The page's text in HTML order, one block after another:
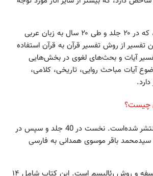
نخست تفسیر المیزان، که در ۲۰ جلد و طی ۲۰ سال به زبان عربی
تفسیر از روش تفسیر قرآن به قرآن استفاده
آیات و بحث‌های لغوی در بخش‌هایی
آیات مباحث روایی، تاریخی، کلامی،
چیست؟
این اثر به دو شکل منتشر شده‌است. نخست در 40 جلد و سپس در
سیدمحمد باقر موسوی همدانی به فارسی
اثر مهم دیگر اصول فلسفه و روش رئالیسم است. این کتاب شامل ۱۴